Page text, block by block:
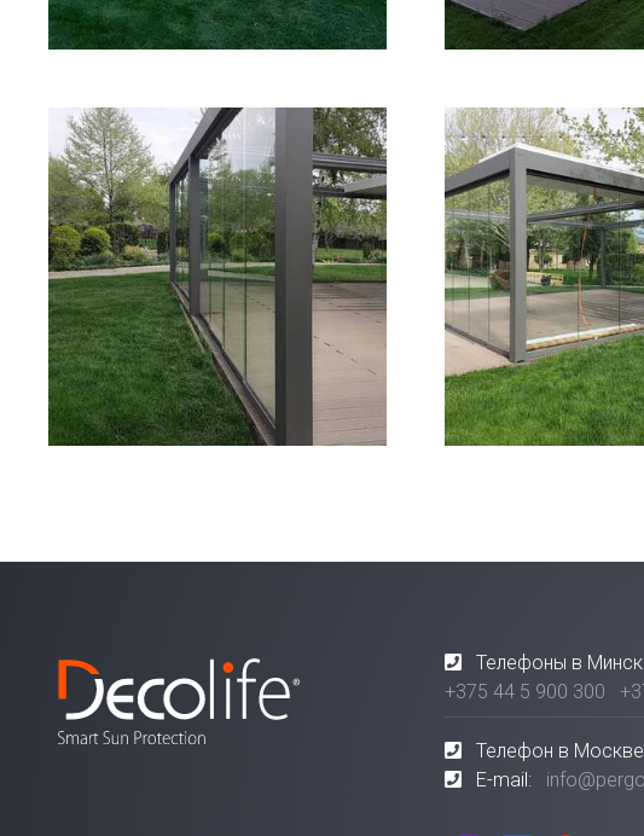
Телефоны в
+375 44 5 900 300
Телефон в
E-mail: